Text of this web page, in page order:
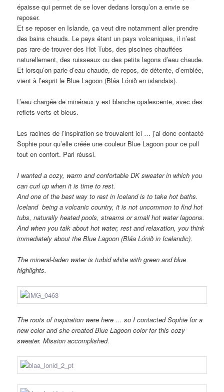
épaisse qui permet de se lover dedans lorsqu’on a envie se
reposer.
Et se reposer en Islande, ça veut dire notamment aller prendre
des bains chauds. Le pays étant un pays volcaniques, il n’est
pas rare de trouver des Hot Tubs, des piscines chauffées
naturellement, des ruisseaux ou des petits lagons d’eau chaude.
Et lorsqu’on parle d’eau chaude, de repos, de détente, d’emblée,
vient à l’esprit le Blue Lagoon (Bláa Lónið en islandais).
L’eau chargée de minéraux y est blanche opalescente, avec des
reflets verts et bleus.
Les racines de l’inspiration se trouvaient ici … j’ai donc contacté
Sophie pour qu’elle créée une couleur Blue Lagoon pour ce pull
tout en confort. Pari réussi.
I wanted a cozy, warm and confortable DKsweaterin which you
can curl up when it is time to rest.
And one of the best way to rest in Icelandis totake hot baths.
Iceland being a volcanic country,it is not uncommon to find hot
tubs, naturally heated pools, streamsor small hot water lagoons.
And when you talk about hot water, rest andrelaxation, you think
immediately about theBlue Lagoon (BláaLónið in Icelandic).
The mineral-laden water is turbid white with green and blue
highlights.
The roots of inspiration were here … so I contacted Sophie for a
new color andshe created Blue Lagoon color for this cozy
sweater.Mission accomplished.